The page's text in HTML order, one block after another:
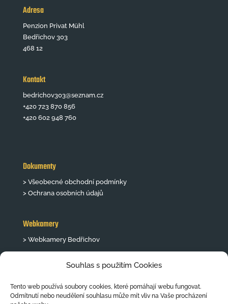
Souhlas s použitím Cookies
Tento web používá soubory cookies, které pomáhají webu fungovat.
Odmítnutí nebo neudělení souhlasu může mít vliv na Vaše procházení
Adresa
Penzion Privat Mühl
Bedřichov 303
468 12
Kontakt
bedrichov303@seznam.cz
+420 723 870 856
+420 602 948 760
Dokumenty
> Všeobecné obchodní podmínky
> Ochrana osobních údajů
Webkamery
> Webkamery Bedřichov